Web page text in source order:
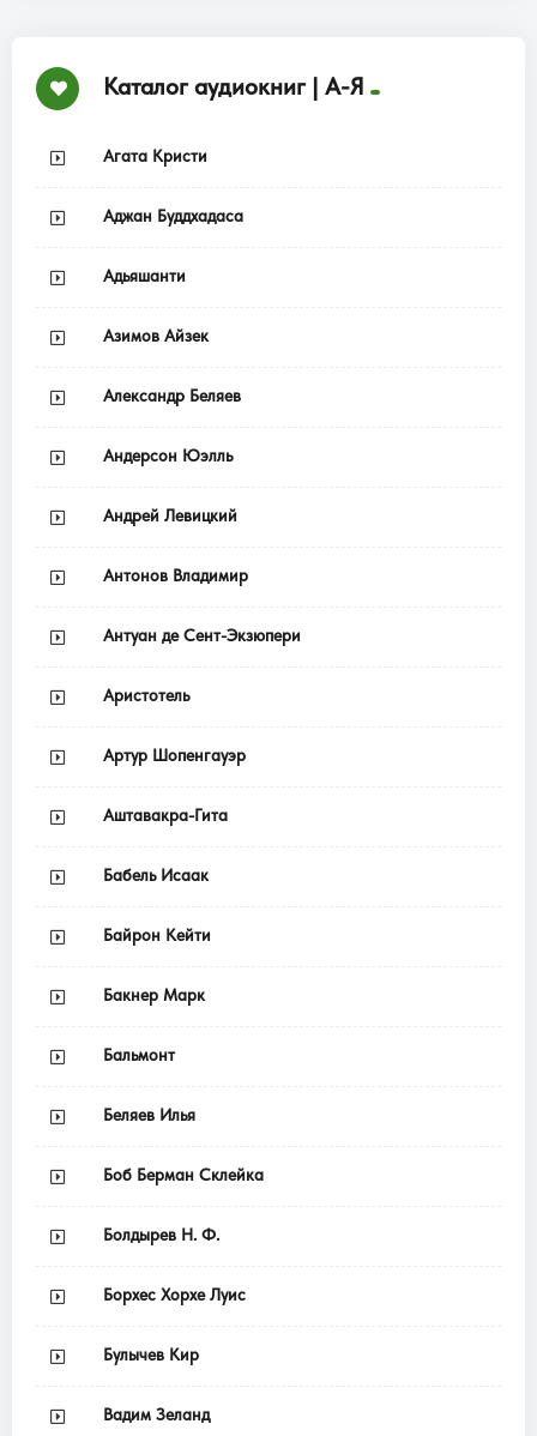
Каталог аудиокниг | А-Я
Агата Кристи
Аджан Буддхадаса
Адьяшанти
Азимов Айзек
Александр Беляев
Андерсон Юэлль
Андрей Левицкий
Антонов Владимир
Антуан де Сент-Экзюпери
Аристотель
Артур Шопенгауэр
Аштавакра-Гита
Бабель Исаак
Байрон Кейти
Бакнер Марк
Бальмонт
Беляев Илья
Боб Берман Склейка
Болдырев Н. Ф.
Борхес Хорхе Луис
Булычев Кир
Вадим Зеланд